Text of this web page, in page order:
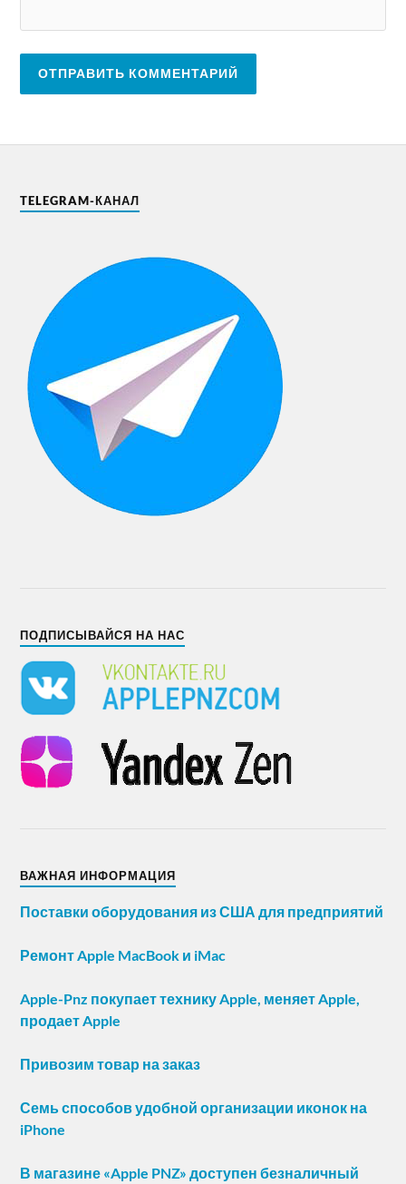
TELEGRAM-КАНАЛ
ПОДПИСЫВАЙСЯ НА НАС
ВАЖНАЯ ИНФОРМАЦИЯ
Поставки оборудования из США для предприятий
Ремонт Apple MacBook и iMac
Apple-Pnz покупает технику Apple, меняет Apple,
продает Apple
Привозим товар на заказ
Семь способов удобной организации иконок на
iPhone
В магазине «Apple PNZ» доступен безналичный